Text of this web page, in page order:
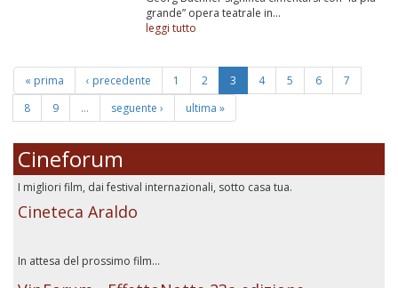
grande” opera teatrale in...
leggi tutto
« prima ‹ precedente 1 2 3 4 5 6
7
8
9 … seguente › ultima »
Cineforum
I migliori film, dai festival internazionali, sotto casa tua.
Cineteca Araldo
In attesa del prossimo film...